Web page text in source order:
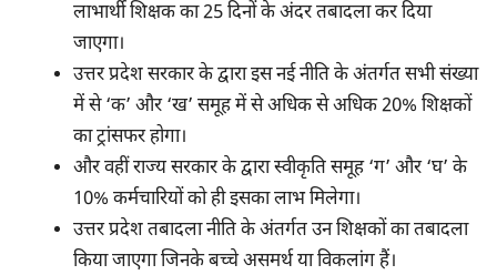
लाभार्थी शिक्षक का 25 दिनों के अंदर तबादला कर दिया
जाएगा।
उत्तर प्रदेश सरकार के द्वारा इस नई नीति के अंतर्गत सभी संख्या
में से ‘क’ और ‘ख’ समूह में से अधिक से अधिक 20% शिक्षकों
का ट्रांसफर होगा।
और वहीं राज्य सरकार के द्वारा स्वीकृति समूह ‘ग’ और ‘घ’ के
10% कर्मचारियों को ही इसका लाभ मिलेगा।
उत्तर प्रदेश तबादला नीति के अंतर्गत उन शिक्षकों का तबादला
किया जाएगा जिनके बच्चे असमर्थ या विकलांग हैं।